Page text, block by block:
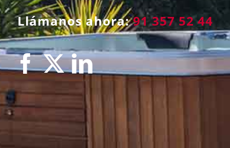
Llámanos ahora:91 357 52 44